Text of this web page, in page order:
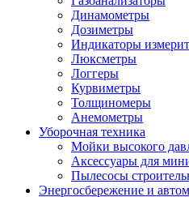
Динамометры
Дозиметры
Индикаторы
Люксметры
Логгеры
Курвиметры
Толщиномеры
Анемометры
Уборочная техника
Мойки высокого
Аксессуары для
Пылесосы
Энергосбережение и